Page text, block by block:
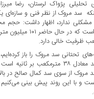
تحلیلی پژواک لرستان، رضا
سد مروک از نظر فنی و سازه‌ای
ندارد، اظهار داشت: حجم
۱۰۵ میلیون مترمکعب است که
تحتانی سد مروک را باز
کل ظرفیت خروجی سد معادل ۳۸ مترمکعب
مروک از سوی سد کمال صالح در
است و با این روند پیش بینی